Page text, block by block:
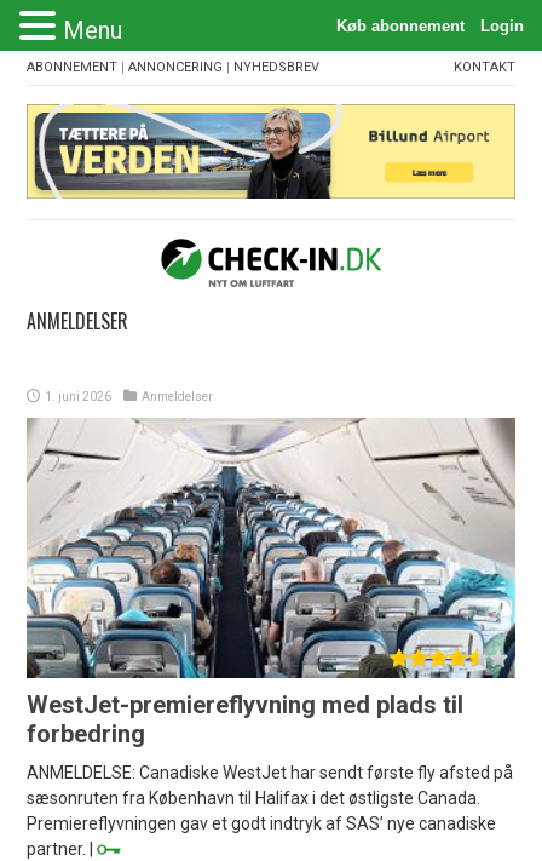
ABONNEMENT |ANNONCERING | NYHEDSBREV KONTAKT
ANMELDELSER
1. juni 2026 Anmeldelser
WestJet-premiereflyvning med plads til
forbedring
ANMELDELSE: Canadiske WestJet har sendt første fly afsted på
sæsonruten fra København til Halifax i det østligste Canada.
Premiereflyvningen gav et godt indtryk af SAS’ nye canadiske
partner. |
Menu